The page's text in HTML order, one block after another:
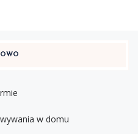
w domu